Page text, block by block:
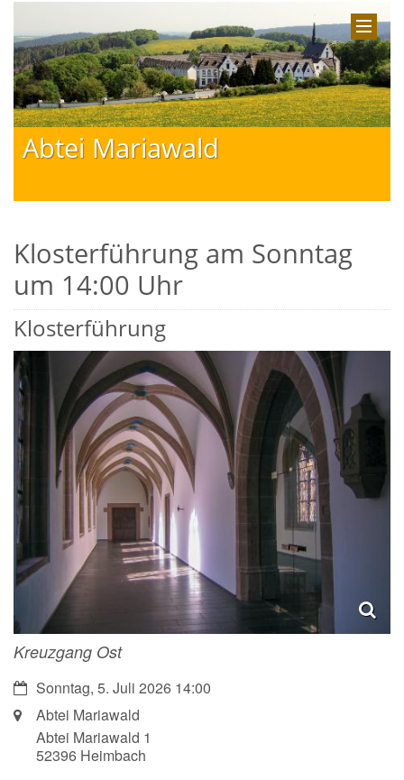
Abtei Mariawald
Klosterführung am Sonntag
um 14:00 Uhr
Klosterführung
Kreuzgang Ost
Datum:Sonntag, 5. Juli 2026 14:00
Ort: Abtei Mariawald
Abtei Mariawald 1
52396 Heimbach